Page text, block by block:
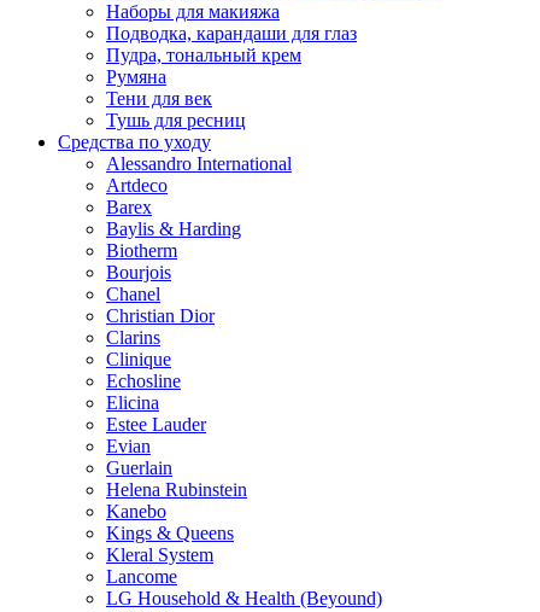
Наборы для макияжа
Подводка, карандаши для глаз
Пудра, тональный крем
Румяна
Тени для век
Тушь для ресниц
Средства по уходу
Alessandro International
Artdeco
Barex
Baylis & Harding
Biotherm
Bourjois
Chanel
Christian Dior
Clarins
Clinique
Echosline
Elicina
Estee Lauder
Evian
Guerlain
Helena Rubinstein
Kanebo
Kings & Queens
Kleral System
Lancome
LG Household & Health (Beyound)